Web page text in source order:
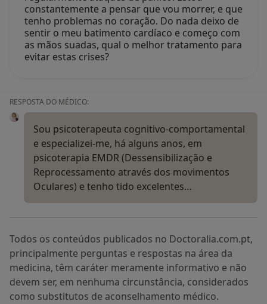
constantemente a pensar que vou morrer, e que
tenho problemas no coração. Do nada deixo de
sentir o meu batimento cardíaco e começo com
as mãos suadas, qual o melhor tratamento para
evitar estas crises?
RESPOSTA DO MÉDICO:
Sou psicoterapeuta cognitivo-comportamental
e especializei-me, há alguns anos, em
psicoterapia EMDR (Dessensibilização e
Reprocessamento através dos movimentos
Oculares) e tenho tido excelentes…
Todos os conteúdos publicados no Doctoralia.com.pt,
principalmente perguntas e respostas na área da
medicina, têm caráter meramente informativo e não
devem ser, em nenhuma circunstância, considerados
como substitutos de aconselhamento médico.